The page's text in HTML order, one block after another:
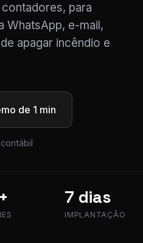
para
WhatsApp, e-mail,
apagar incêndio e
de 1 min
7 dias
IMPLANTAÇÃO